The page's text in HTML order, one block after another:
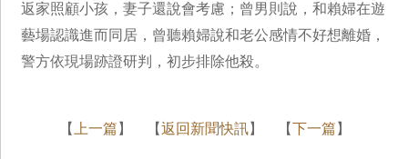
返家照顧小孩，妻子還說會考慮；曾男則說，和賴婦在遊
藝場認識進而同居，曾聽賴婦說和老公感情不好想離婚，
警方依現場跡證研判，初步排除他殺。
【 上一篇 】 【返回新聞快訊】 【下一篇 】